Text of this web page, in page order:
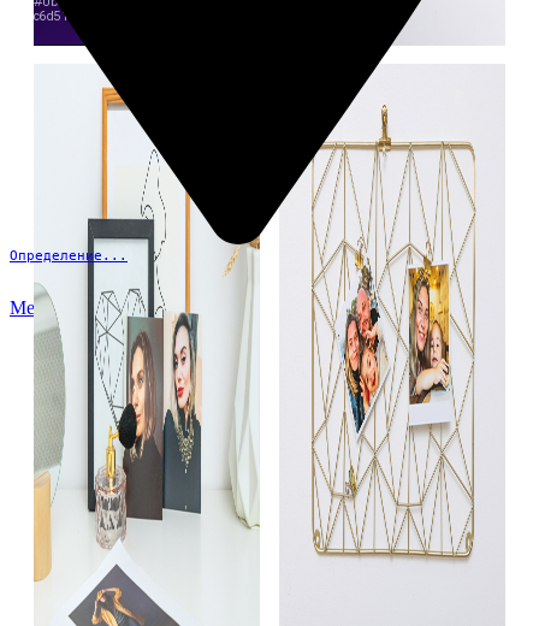
Определение...
Меню